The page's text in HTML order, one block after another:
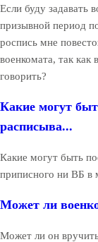
Если буду задавать
призывной период
роспись мне
военкомата, так
говорить?
Какие могут
расписыва...
Какие могут быть
приписного ни ВБ в
Может ли
Может ли он